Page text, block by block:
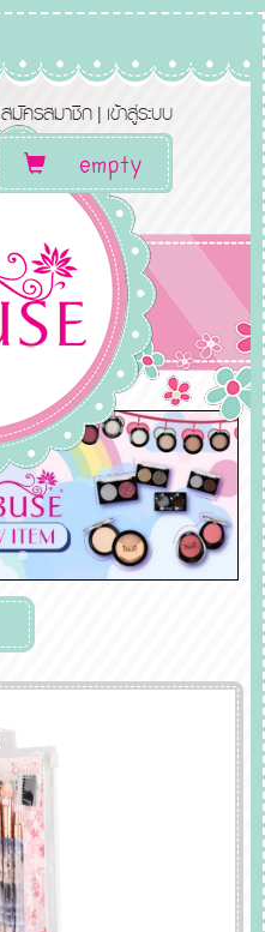
สมัครสมาชิก | เข้าสู่ระบบ
emptyToggle
navigation